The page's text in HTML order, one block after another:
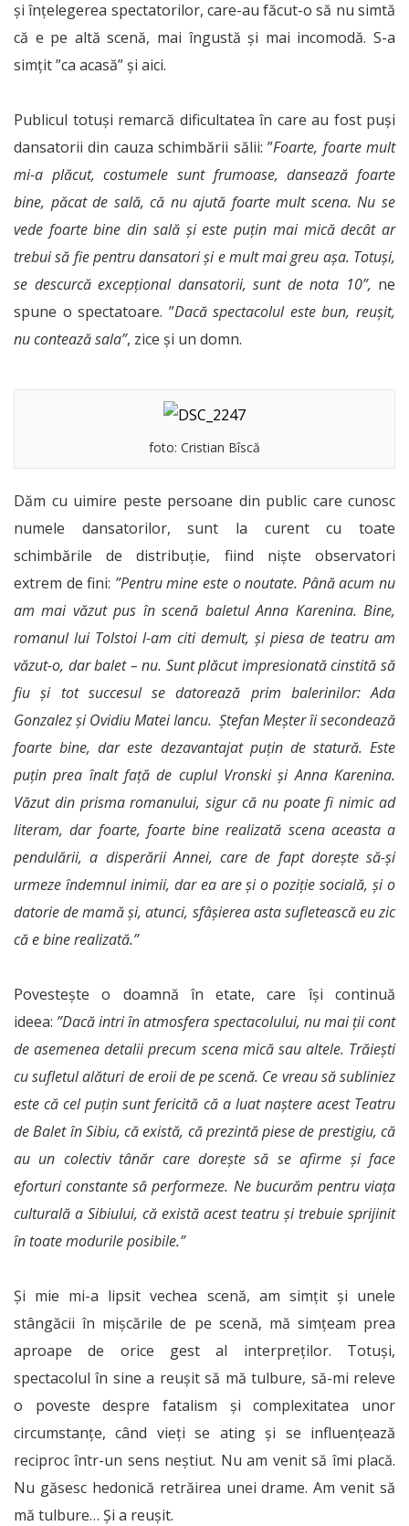
și înțelegerea spectatorilor, care-au făcut-o să nu simtă
că e pe altă scenă, mai îngustă și mai incomodă. S-a
simțit ”ca acasă” și aici.
Publicul totuși remarcă dificultatea în care au fost puși
dansatorii din cauza schimbării sălii: ”Foarte, foarte mult
mi-a plăcut, costumele sunt frumoase, dansează foarte
bine, păcat de sală, că nu ajută foarte mult scena. Nu se
vede foarte bine din sală și este puțin mai mică decât ar
trebui să fie pentru dansatori și e mult mai greu așa. Totuși,
se descurcă excepțional dansatorii, sunt de nota 10”, ne
spune o spectatoare. ”Dacă spectacolul este bun, reușit,
nu contează sala”, zice și un domn.
foto: Cristian Bîscă
Dăm cu uimire peste persoane din public care cunosc
numele dansatorilor, sunt la curent cu toate
schimbările de distribuție, fiind niște observatori
extrem de fini: ”Pentru mine este o noutate. Până acum nu
am mai văzut pus în scenă baletul Anna Karenina. Bine,
romanul lui Tolstoi l-am citi demult, și piesa de teatru am
văzut-o, dar balet – nu. Sunt plăcut impresionată cinstită să
fiu și tot succesul se datorează prim balerinilor: Ada
Gonzalez și Ovidiu Matei Iancu. Ștefan Meșter îi secondează
foarte bine, dar este dezavantajat puțin de statură. Este
puțin prea înalt față de cuplul Vronski și Anna Karenina.
Văzut din prisma romanului, sigur că nu poate fi nimic ad
literam, dar foarte, foarte bine realizată scena aceasta a
pendulării, a disperării Annei, care de fapt dorește să-și
urmeze îndemnul inimii, dar ea are și o poziție socială, și o
datorie de mamă și, atunci, sfâșierea asta sufletească eu zic
că e bine realizată.”
Povestește o doamnă în etate, care își continuă
ideea: ”Dacă intri în atmosfera spectacolului, nu mai ții cont
de asemenea detalii precum scena mică sau altele. Trăiești
cu sufletul alături de eroii de pe scenă. Ce vreau să subliniez
este că cel puțin sunt fericită că a luat naștere acest Teatru
de Balet în Sibiu, că există, că prezintă piese de prestigiu, că
au un colectiv tânăr care dorește să se afirme și face
eforturi constante să performeze. Ne bucurăm pentru viața
culturală a Sibiului, că există acest teatru și trebuie sprijinit
în toate modurile posibile.”
Și mie mi-a lipsit vechea scenă, am simțit și unele
stângăcii în mișcările de pe scenă, mă simțeam prea
aproape de orice gest al interpreților. Totuși,
spectacolul în sine a reușit să mă tulbure, să-mi releve
o poveste despre fatalism și complexitatea unor
circumstanțe, când vieți se ating și se influențează
reciproc într-un sens neștiut. Nu am venit să îmi placă.
Nu găsesc hedonică retrăirea unei drame. Am venit să
mă tulbure… Și a reușit.